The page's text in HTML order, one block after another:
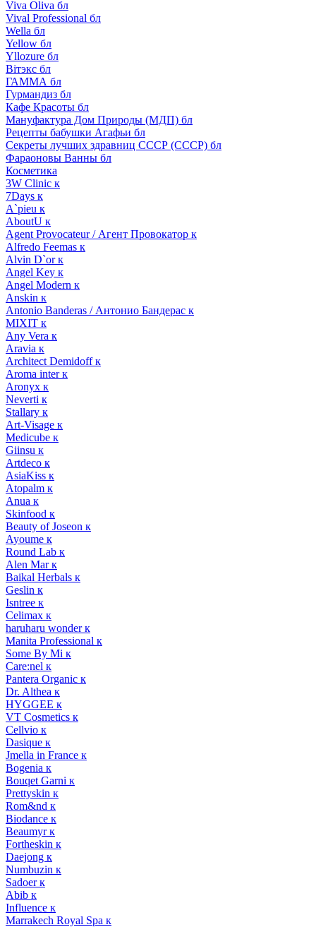
Viva Oliva бл
Vival Professional бл
Wella бл
Yellow бл
Yllozure бл
Вiтэкс бл
ГАММА бл
Гурмандиз бл
Кафе Красоты бл
Мануфактура Дом Природы (МДП) бл
Рецепты бабушки Агафьи бл
Секреты лучших здравниц СССР (СССР) бл
Фараоновы Ванны бл
Косметика
3W Clinic к
7Days к
A`pieu к
AboutU к
Agent Provocateur / Агент Провокатор к
Alfredo Feemas к
Alvin D`or к
Angel Key к
Angel Modern к
Anskin к
Antonio Banderas / Антонио Бандерас к
MIXIT к
Any Vera к
Aravia к
Architect Demidoff к
Aroma inter к
Aronyx к
Neverti к
Stallary к
Art-Visage к
Medicube к
Giinsu к
Artdeco к
AsiaKiss к
Atopalm к
Anua к
Skinfood к
Beauty of Joseon к
Ayoume к
Round Lab к
Alen Mar к
Baikal Herbals к
Geslin к
Isntree к
Celimax к
haruharu wonder к
Manita Professional к
Some By Mi к
Care:nel к
Pantera Organic к
Dr. Althea к
HYGGEE к
VT Cosmetics к
Cellvio к
Dasique к
Jmella in France к
Bogenia к
Bouqet Garni к
Prettyskin к
Rom&nd к
Biodance к
Beaumyr к
Fortheskin к
Daejong к
Numbuzin к
Sadoer к
Abib к
Influence к
Marrakech Royal Spa к